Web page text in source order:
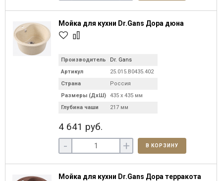
Мойка для кухни Dr.Gans Дора дюна
Производитель
Dr. Gans
Артикул
25.015.B0435.402
Страна
Россия
Размеры (ДхШ)
435 х 435 мм
Глубина чаши
217 мм
4 641 руб.
- + В КОРЗИНУ
Мойка для кухни Dr.Gans Дора терракота